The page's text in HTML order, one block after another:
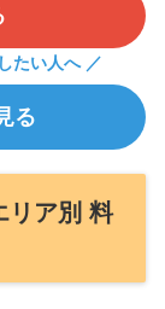
たい人へ ／
る
リア別 料